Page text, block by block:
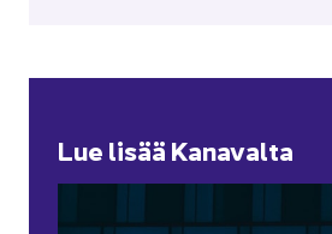
Lue lisää Ka­na­val­ta